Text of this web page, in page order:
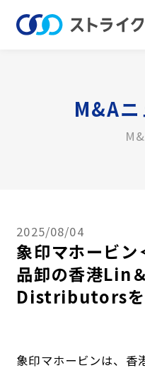
M&A
2025/08/04
象印マホービ
品卸の香港Lin
Distributorsを
象印マホービンは、